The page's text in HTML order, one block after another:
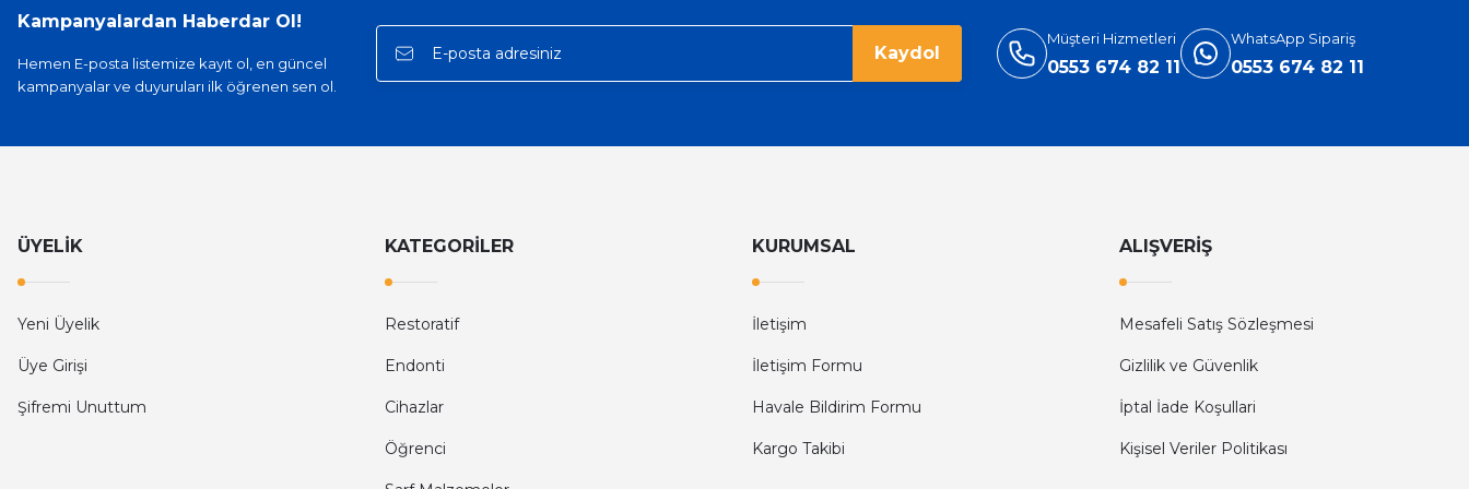
Kampanyalardan Haberdar Ol!
Hemen E-posta listemize kayıt ol, en güncel
kampanyalar ve duyuruları ilk öğrenen sen ol.
Kaydol
Müşteri Hizmetleri
0553 674 82 11
WhatsApp Sipariş
0553 674 82 11
ÜYELİK
Yeni Üyelik
Üye Girişi
Şifremi Unuttum
KATEGORİLER
Restoratif
Endonti
Cihazlar
Öğrenci
KURUMSAL
İletişim
İletişim Formu
Havale Bildirim Formu
Kargo Takibi
ALIŞVERİŞ
Mesafeli Satış Sözleşmesi
Gizlilik ve Güvenlik
İptal İade Koşullari
Kişisel Veriler Politikası